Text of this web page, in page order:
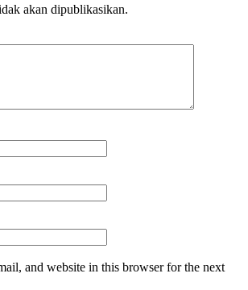
akan dipublikasikan.
and website in this browser for the next